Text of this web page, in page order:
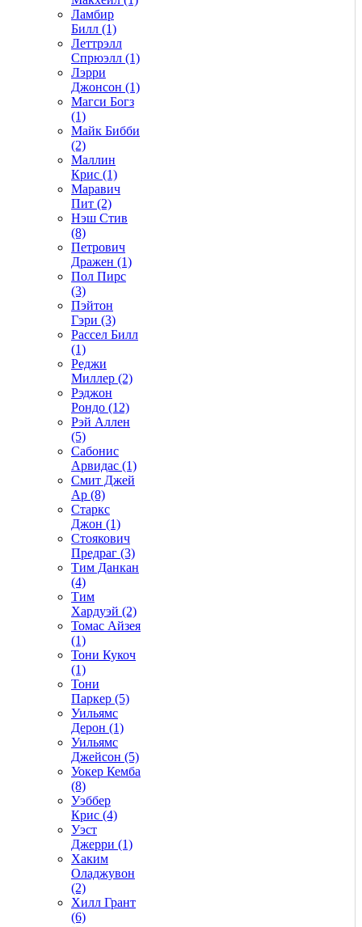
Ламбир
Билл (1)
Леттрэлл
Спрюэлл (1)
Лэрри
Джонсон (1)
Магси Богз
(1)
Майк Бибби
(2)
Маллин
Крис (1)
Маравич
Пит (2)
Нэш Стив
(8)
Петрович
Дражен (1)
Пол Пирс
(3)
Пэйтон
Гэри (3)
Рассел Билл
(1)
Реджи
Миллер (2)
Рэджон
Рондо (12)
Рэй Аллен
(5)
Сабонис
Арвидас (1)
Смит Джей
Ар (8)
Старкс
Джон (1)
Стоякович
Предраг (3)
Тим Данкан
(4)
Тим
Хардуэй (2)
Томас Айзея
(1)
Тони Кукоч
(1)
Тони
Паркер (5)
Уильямс
Дерон (1)
Уильямс
Джейсон (5)
Уокер Кемба
(8)
Уэббер
Крис (4)
Уэст
Джерри (1)
Хаким
Оладжувон
(2)
Хилл Грант
(6)